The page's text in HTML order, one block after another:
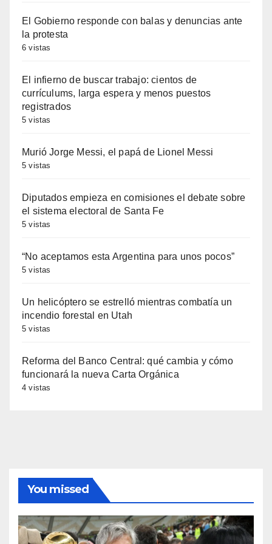
El Gobierno responde con balas y denuncias ante
la protesta
6 vistas
El infierno de buscar trabajo: cientos de
currículums, larga espera y menos puestos
registrados
5 vistas
Murió Jorge Messi, el papá de Lionel Messi
5 vistas
Diputados empieza en comisiones el debate sobre
el sistema electoral de Santa Fe
5 vistas
“No aceptamos esta Argentina para unos pocos”
5 vistas
Un helicóptero se estrelló mientras combatía un
incendio forestal en Utah
5 vistas
Reforma del Banco Central: qué cambia y cómo
funcionará la nueva Carta Orgánica
4 vistas
You missed